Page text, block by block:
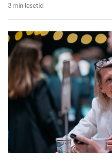
3 min lesetid